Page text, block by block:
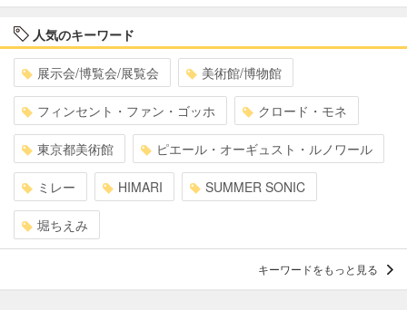
人気のキーワード
展示会/博覧会/展覧会 美術館/博物館
フィンセント・ファン・ゴッホ クロード・モネ
東京都美術館 ピエール・オーギュスト・ルノワール
ミレー HIMARI SUMMER SONIC
堀ちえみ
キーワードをもっと見る